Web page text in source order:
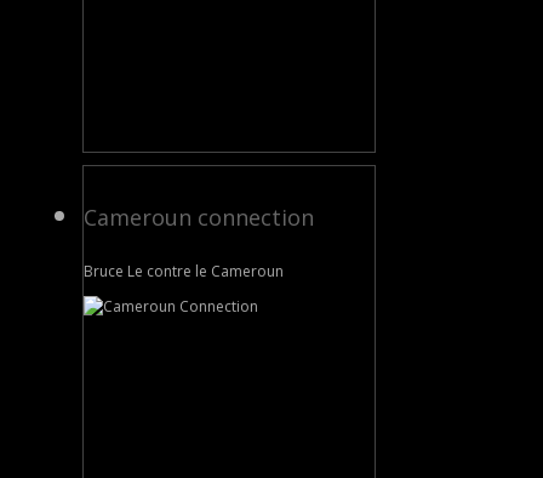
Cameroun connection
Bruce Le contre le Cameroun